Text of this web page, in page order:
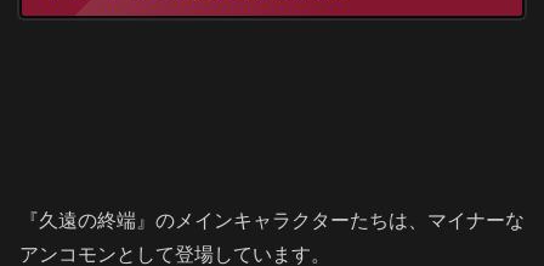
『久遠の終端』のメインキャラクターたちは、マイナーな
アンコモンとして登場しています。